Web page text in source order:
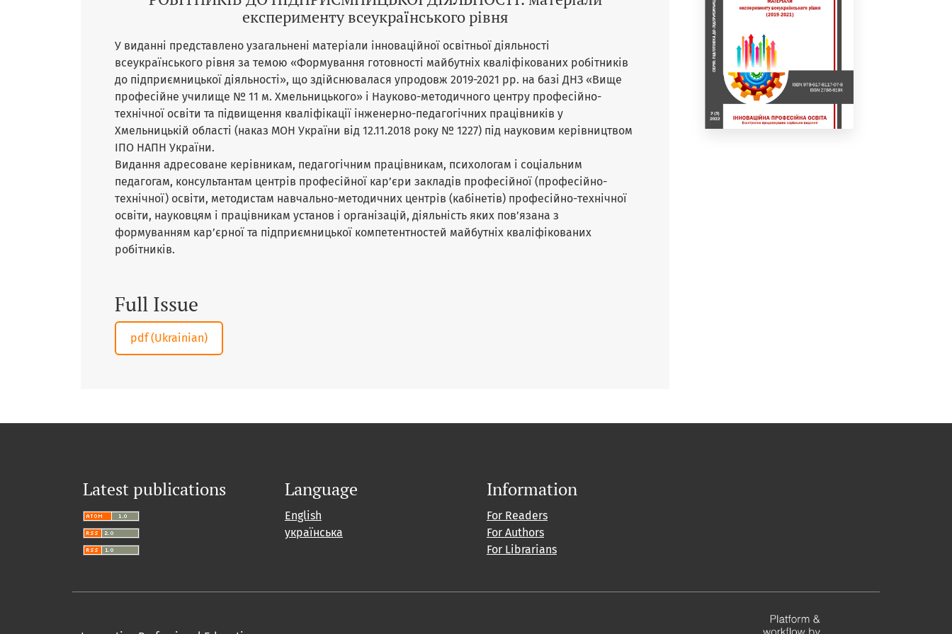
експерименту всеукраїнського рівня
У виданні представлено узагальнені матеріали інноваційної освітньої діяльності
всеукраїнського рівня за темою «Формування готовності майбутніх кваліфікованих робітників
до підприємницької діяльності», що здійснювалася упродовж 2019-2021 рр. на базі ДНЗ «Вище
професійне училище № 11 м. Хмельницького» і Науково-методичного центру професійно-
технічної освіти та підвищення кваліфікації інженерно-педагогічних працівників у
Хмельницькій області (наказ МОН України від 12.11.2018 року № 1227) під науковим керівництвом
ІПО НАПН України.
Видання адресоване керівникам, педагогічним працівникам, психологам і соціальним
педагогам, консультантам центрів професійної кар’єри закладів професійної (професійно-
технічної) освіти, методистам навчально-методичних центрів (кабінетів) професійно-технічної
освіти, науковцям і працівникам установ і організацій, діяльність яких пов’язана з
формуванням кар’єрної та підприємницької компетентностей майбутніх кваліфікованих
робітників.
Full Issue
Requires Subscription
pdf (Ukrainian)
Latest publications Language
English
українська
Information
For Readers
For Authors
For Librarians